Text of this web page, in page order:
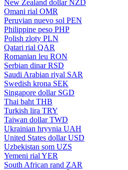
New Zealand dollar NZD
Omani rial OMR
Peruvian nuevo sol PEN
Philippine peso PHP
Polish zloty PLN
Qatari rial QAR
Romanian leu RON
Serbian dinar RSD
Saudi Arabian riyal SAR
Swedish krona SEK
Singapore dollar SGD
Thai baht THB
Turkish lira TRY
Taiwan dollar TWD
Ukrainian hryvnia UAH
United States dollar USD
Uzbekistan som UZS
Yemeni rial YER
South African rand ZAR